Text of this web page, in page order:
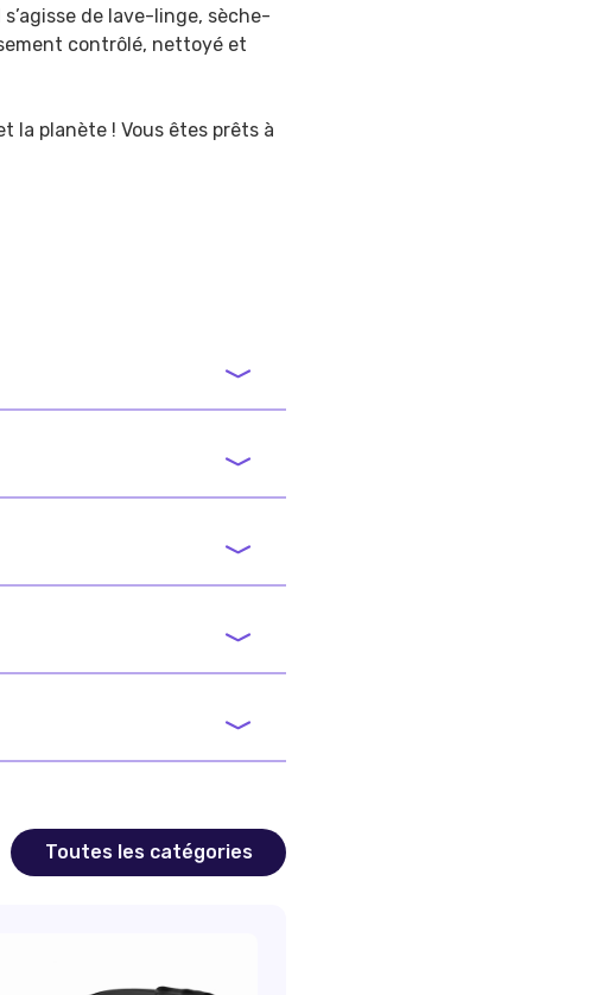
de lave-linge, sèche-
contrôlé, nettoyé et
la planète ! Vous êtes prêts à
Toutes les catégories